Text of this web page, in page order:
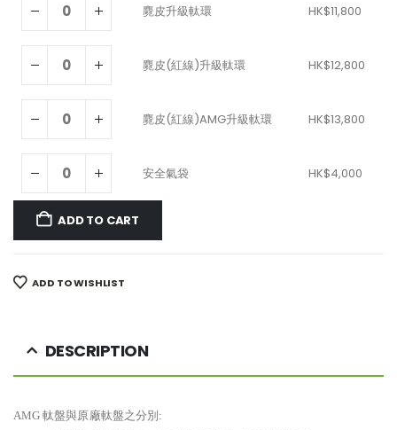
麑皮升級軚環 HK$11,800
麑皮(紅線)升級軚環 HK$12,800
麑皮(紅線)AMG升級軚環 HK$13,800
安全氣袋 HK$4,000
ADD TO CART
ADD TO WISHLIST
DESCRIPTION
AMG 軚盤與原廠軚盤之分別: